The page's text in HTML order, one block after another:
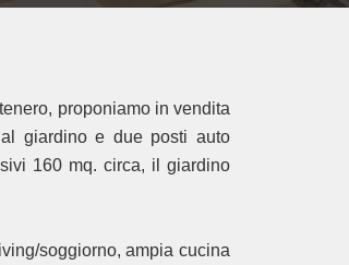
proponiamo in vendita
giardino e due posti auto
160 mq. circa, il giardino
soggiorno, ampia cucina